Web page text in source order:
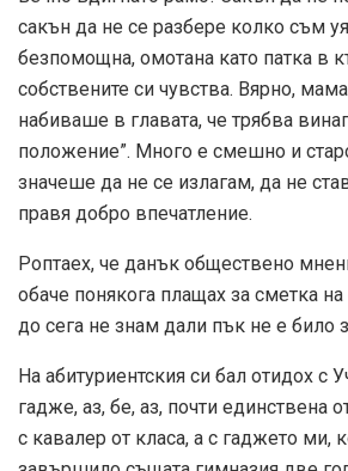
сакън да не се разбере колко съм
безпомощна, омотана като патка в
собствените си чувства. Вярно,
набиваше в главата, че трябва
положение”. Много е смешно и
значеше да не се излагам, да не
правя добро впечатление.
Роптаех, че данък обществено
обаче понякога плащах за сметка
до сега не знам дали пък не е било
На абитуриентския си бал отидох с
гадже, аз, бе, аз, почти единствена
с кавалер от класа, а с гаджето ми,